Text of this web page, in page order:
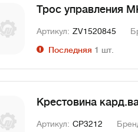
Трос управления
Артикул: ZV1520845
Последняя 1 шт.
Крестовина
Артикул: CP3212